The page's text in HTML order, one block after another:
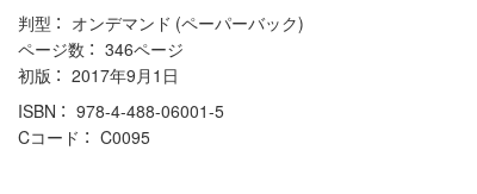
判型
オンデマンド (ペーパーバック)
ページ数
346ページ
初版
2017年9月1日
ISBN
978-4-488-06001-5
Cコード
C0095